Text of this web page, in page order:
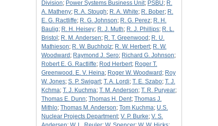
Division; Power Systems Business Unit; PSBU; R.
A. Matheny; R. A. Stough; R. A. White; R. Bober; R.
E. G. Ractliffe; R. G. Johnson; R. G. Perez; R. H.
Baulig; R. H. Heisey; R. J. Muth; R. J. Phillips; R. L.
Bristol ; R. M. Andersen; R. T. Greenwood ; R. U.
Mathieson; R. W. Buchholz; R. W. Herbert; R. W.
Woodward ; Raymond J. Sero; Richard G. Johnson;
Robert E. G. Ractliffe; Rod Herbert; Roger T.
Greenwood. E. V. Heina; Roger W. Woodward ; Roy
W. Jones; S. P. Swigart; T. A. Lordi; T. E. Szabo; T. J.
Kchma; T. J. Kuchma; T. M. Anderson; T. R. Puryear;
Thomas E. Dunn; Thomas H. Dent; Thomas J.
Mithlo; Thomas M. Anderson; Tom Kuchma; U.S.
Nuclear Projects Department; V. P. Burke; V. S.